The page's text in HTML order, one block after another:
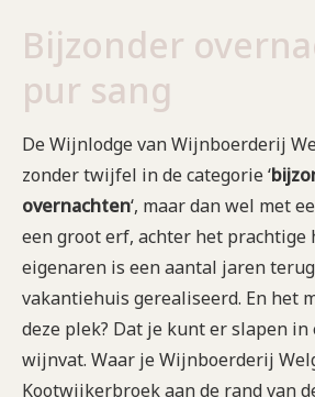
Bijzonder
pur sang
De Wijnlodge van Wijnboerderij
zonder twijfel in de categorie ‘
overnachten‘, maar dan wel met
een groot erf, achter het prachtige
eigenaren is een aantal jaren
vakantiehuis gerealiseerd. En het
deze plek? Dat je kunt er slapen in
wijnvat. Waar je Wijnboerderij
Kootwijkerbroek aan de rand van